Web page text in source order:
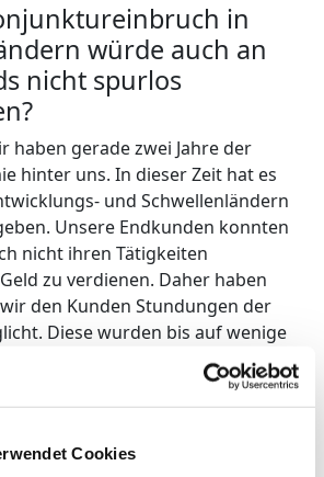
Cookies
in
würde auch an
nicht spurlos
haben gerade zwei Jahre der
hinter uns. In dieser Zeit hat es
und Schwellenländern
Unsere Endkunden konnten
nicht ihren Tätigkeiten
zu verdienen. Daher haben
den Kunden Stundungen der
Diese wurden bis auf wenige
zurückgezahlt. Die
Ländern werden oft von
beeinträchtigt. Sie
wieder ein Phänomen.